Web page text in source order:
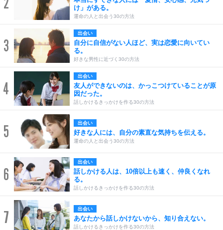
け」がある。
運命の人と出会う30の方法
3
出会い
自分に自信がない人ほど、実は恋愛に向いてい
る。
好きな男性に近づく30の方法
4
出会い
友人ができないのは、かっこつけていることが原
因だった。
話しかけるきっかけを作る30の方法
5 出会い
好きな人には、自分の素直な気持ちを伝える。
運命の人と出会う30の方法
6
出会い
話しかける人は、10倍以上も速く、仲良くなれ
る。
話しかけるきっかけを作る30の方法
7 出会い
あなたから話しかけないから、知り合えない。
話しかけるきっかけを作る30の方法